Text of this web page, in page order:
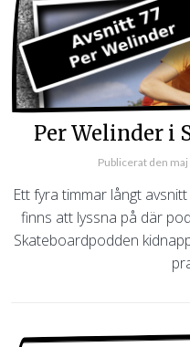
Per Welinder i
Publicerat den
Ett fyra timmar långt
finns att lyssna på där
Skateboardpodden